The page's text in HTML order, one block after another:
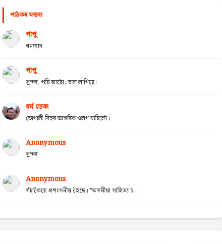
পাঠকৰ মন্তব্য
পাপু
ধন্যবাদ
পাপু
সুন্দৰ, পঢ়ি আছোঁ, ভাল লাগিছে।
ধৰ্ম ডেকা
ভোগালী বিহুৰ আন্তৰিক ওলগ যাচিলোঁ।
Anonymous
সুন্দৰ
Anonymous
সঁচাকৈয়ে প্ৰশংসনীয় হৈছে। "অসমীয়া সাহিত্য চ...